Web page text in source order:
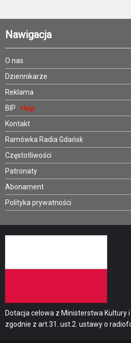
Nawigacja
O nas
Dziennikarze
Reklama
BIP
Kontakt
Ramówka Radia Gdańsk
Częstotliwości
Patronaty
Abonament
Polityka prywatności
Dotacja celowa z Ministerstwa Kultury
zgodnie z art.31. ust.2. ustawy o